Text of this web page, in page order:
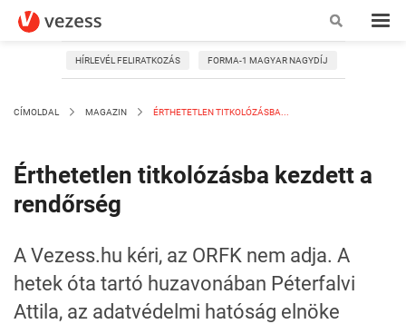
HÍRLEVÉL FELIRATKOZÁS FORMA-1 MAGYAR NAGYDÍJ
CÍMOLDAL MAGAZIN ÉRTHETETLEN TITKOLÓZÁSBA...
Érthetetlen titkolózásba kezdett a
rendőrség
A Vezess.hu kéri, az ORFK nem adja. A
hetek óta tartó huzavonában Péterfalvi
Attila, az adatvédelmi hatóság elnöke